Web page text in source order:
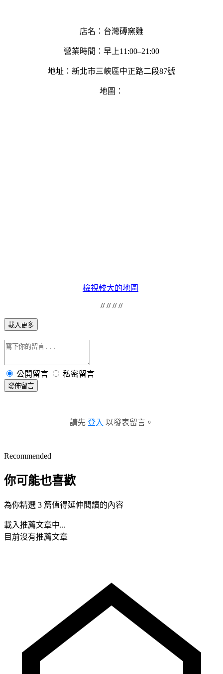
店名： 台灣磚窯雞
營業時間：早上11:00–21:00
地址：新北市三峽區中正路二段87號
地圖：
檢視較大的地圖
// // // //
載入更多
公開留言 私密留言
發佈留言
請先 登入 以發表留言。
Recommended
你可能也喜歡
為你精選 3 篇值得延伸閱讀的內容
載入推薦文章中...
目前沒有推薦文章